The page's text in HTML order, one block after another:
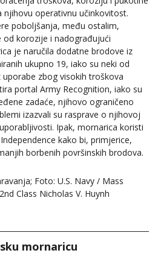
operativnu učinkovitost.
poboljšanja, među ostalim,
od korozije i nadograđujući
je naručila dodatne brodove iz
ukupno 19, iako su neki od
zbog visokih troškova
portal Army Recognition, iako su
zadaće, njihovo ograničeno
izazvali su rasprave o njihovoj
Ipak, mornarica koristi
kako bi, primjerice,
borbenih površinskih brodova.
Foto: U.S. Navy / Mass
Class Nicholas V. Huynh
mornaricu